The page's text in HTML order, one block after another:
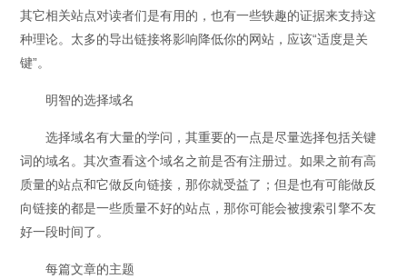
其它相关站点对读者们是有用的，也有一些轶趣的证据来支持这
种理论。太多的导出链接将影响降低你的网站，应该“适度是关
键”。
明智的选择域名
选择域名有大量的学问，其重要的一点是尽量选择包括关键
词的域名。其次查看这个域名之前是否有注册过。如果之前有高
质量的站点和它做反向链接，那你就受益了；但是也有可能做反
向链接的都是一些质量不好的站点，那你可能会被搜索引擎不友
好一段时间了。
每篇文章的主题